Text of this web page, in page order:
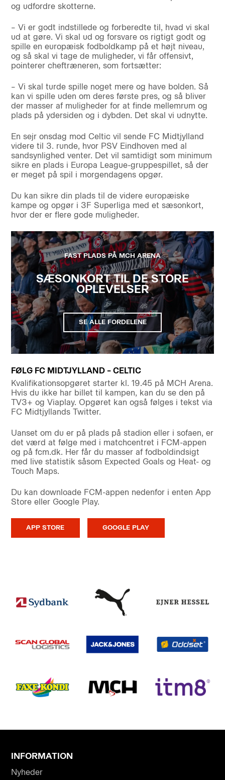
og udfordre skotterne.
– Vi er godt indstillede og forberedte til, hvad vi skal
ud at gøre. Vi skal ud og forsvare os rigtigt godt og
spille en europæisk fodboldkamp på et højt niveau,
og så skal vi tage de muligheder, vi får offensivt,
pointerer cheftræneren, som fortsætter:
– Vi skal turde spille noget mere og have bolden. Så
kan vi spille uden om deres første pres, og så bliver
der masser af muligheder for at finde mellemrum og
plads på ydersiden og i dybden. Det skal vi udnytte.
En sejr onsdag mod Celtic vil sende FC Midtjylland
videre til 3. runde, hvor PSV Eindhoven med al
sandsynlighed venter. Det vil samtidigt som minimum
sikre en plads i Europa League-gruppespillet, så der
er meget på spil i morgendagens opgør.
Du kan sikre din plads til de videre europæiske
kampe og opgør i 3F Superliga med et sæsonkort,
hvor der er flere gode muligheder.
FAST PLADS PÅ MCH ARENA
SÆSONKORT TIL DE STORE
OPLEVELSER
SE ALLE FORDELENE
FØLG FC MIDTJYLLAND – CELTIC
Kvalifikationsopgøret starter kl. 19.45 på MCH Arena.
Hvis du ikke har billet til kampen, kan du se den på
TV3+ og Viaplay. Opgøret kan også følges i tekst via
FC Midtjyllands Twitter.
Uanset om du er på plads på stadion eller i sofaen, er
det værd at følge med i matchcentret i FCM-appen
og på fcm.dk. Her får du masser af fodboldindsigt
med live statistik såsom Expected Goals og Heat- og
Touch Maps.
Du kan downloade FCM-appen nedenfor i enten App
Store eller Google Play.
APP STORE GOOGLE PLAY
INFORMATION
Nyheder